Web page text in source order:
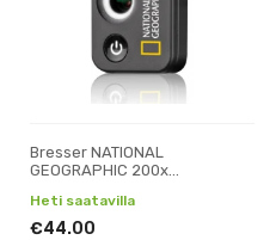
Bresser NATIONAL
GEOGRAPHIC 200x
CPL:llä
Heti saatavilla
€44.00